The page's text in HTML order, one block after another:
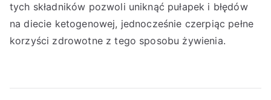
tych składników pozwoli uniknąć pułapek i błędów
na diecie ketogenowej, jednocześnie czerpiąc pełne
korzyści zdrowotne z tego sposobu żywienia.